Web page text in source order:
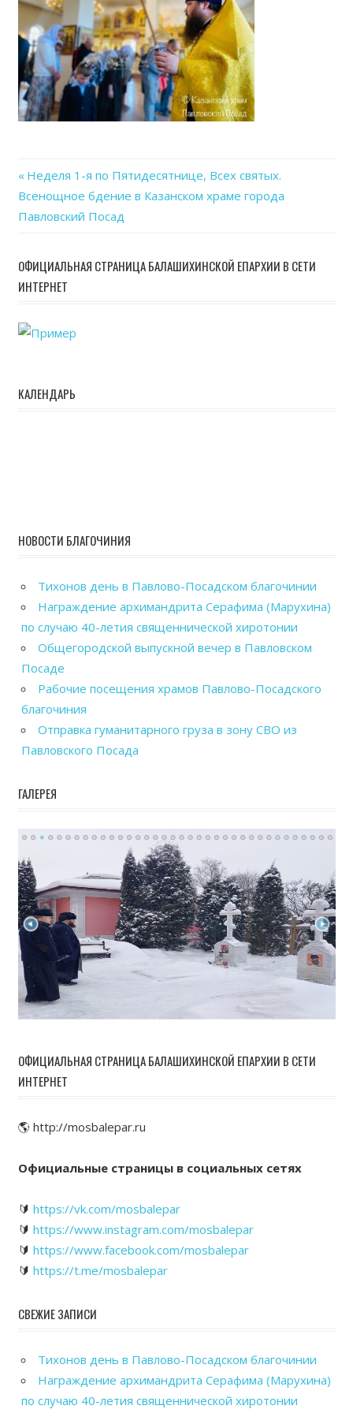
Навигация
по
записям
Previous
Post:
Неделя 1-я по Пятидесятнице, Всех святых.
Всенощное бдение в Казанском храме города
Павловский Посад
ОФИЦИАЛЬНАЯ СТРАНИЦА БАЛАШИХИНСКОЙ ЕПАРХИИ В СЕТИ
ИНТЕРНЕТ
КАЛЕНДАРЬ
НОВОСТИ БЛАГОЧИНИЯ
Тихонов день в Павлово-Посадском благочинии
Награждение архимандрита Серафима (Марухина)
по случаю 40-летия священнической хиротонии
Общегородской выпускной вечер в Павловском
Посаде
Рабочие посещения храмов Павлово-Посадского
благочиния
Отправка гуманитарного груза в зону СВО из
Павловского Посада
ГАЛЕРЕЯ
ОФИЦИАЛЬНАЯ СТРАНИЦА БАЛАШИХИНСКОЙ ЕПАРХИИ В СЕТИ
ИНТЕРНЕТ
🌎 http://mosbalepar.ru
Официальные страницы в социальных сетях
🔰 https://vk.com/mosbalepar
🔰 https://www.instagram.com/mosbalepar
🔰 https://www.facebook.com/mosbalepar
🔰 https://t.me/mosbalepar
СВЕЖИЕ ЗАПИСИ
Тихонов день в Павлово-Посадском благочинии
Награждение архимандрита Серафима (Марухина)
по случаю 40-летия священнической хиротонии